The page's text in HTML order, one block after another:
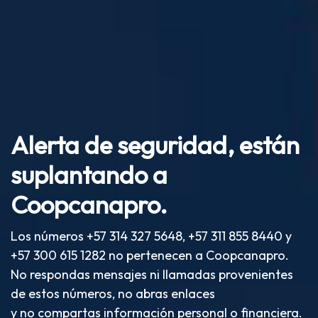
Alerta de seguridad,están
suplantandoa
Coopcanapro.
Los números +57 314 327 5648, +57 311 855 8440 y
+57 300 615 1282 no pertenecen a Coopcanapro.
No respondas mensajes ni llamadas provenientes
de estos números, no abras enlaces
y no compartas información personal o financiera.